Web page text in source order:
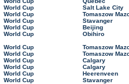
World Cup
Salt Lake City
World Cup
Tomaszow
World Cup
Stavanger
World Cup
Beijing
World Cup
Obihiro
World Cup
Tomaszow
World Cup
Tomaszow
World Cup
Calgary
World Cup
Calgary
World Cup
Heerenveen
World Cup
Stavanger